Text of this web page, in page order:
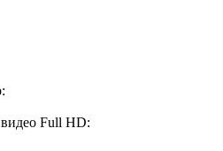
:
Full HD: